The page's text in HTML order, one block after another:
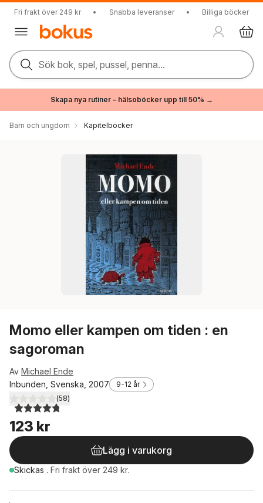
Fri frakt över 249 kr • Snabba leveranser • Billiga böcker
Sök bok, spel, pussel, penna...
Skapa nya rutiner – hälsoböcker upp till 50% →
Barn och ungdom Kapitelböcker
Momo eller kampen om tiden : en
sagoroman
Av Michael Ende
Inbunden, Svenska, 2007
9-12 år
4,8utav 5 stjärnor. Totalt antal röster:
(58)
123 kr
Lägg i varukorg
Skickas . Fri frakt över 249 kr.